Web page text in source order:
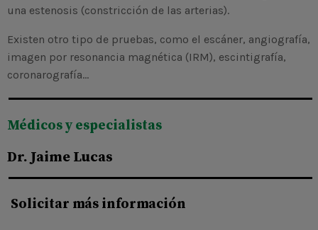
una estenosis (constricción de las arterias).
Existen otro tipo de pruebas, como el escáner, angiografía,
imagen por resonancia magnética (IRM), escintigrafía,
coronarografía…
Médicos y especialistas
Dr. Jaime Lucas
Solicitar más información